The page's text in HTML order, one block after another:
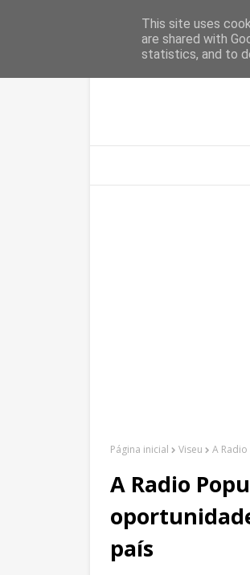
Página inicial Viseu A
A Radio
país
This site uses
are shared with
statistics, and to